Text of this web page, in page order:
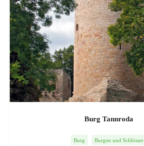
Burg Tannroda
Burg Burgen und Schlösser